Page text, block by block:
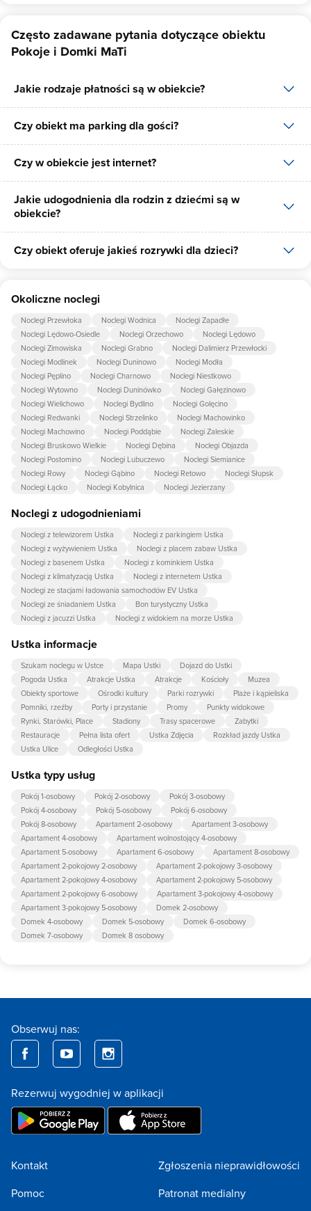
Często zadawane pytania dotyczące obiektu
Pokoje i Domki MaTi
Jakie rodzaje płatności są w obiekcie?
W obiekcie dostępne są następujące formy płatności: gotówka.
Czy obiekt ma parking dla gości?
Tak, Pokoje i Domki MaTi posiada bezpłatny parking dla gości na
10 miejsc.
Czy w obiekcie jest internet?
Tak, Pokoje i Domki MaTi udostępnia dla swoich gości internet.
Jakie udogodnienia dla rodzin z dziećmi są w
obiekcie?
Udogodnienia dla rodzin z dziećmi jakie oferuje Pokoje i Domki
pościel dla dzieci.
Czy obiekt oferuje jakieś rozrywki dla dzieci?
dzieci, plac zabaw dla dzieci, kącik zabaw dla dzieci, piaskownica,
trampolina, huśtawka, Basenik.
Okoliczne noclegi
Noclegi Przewłoka Noclegi Wodnica
Noclegi Zapadłe
Noclegi Lędowo-Osiedle
Noclegi Orzechowo
Noclegi Lędowo
Noclegi Zimowiska
Noclegi Grabno
Noclegi Dalimierz Przewłocki
Noclegi Modlinek
Noclegi Duninowo
Noclegi Modła
Noclegi Pęplino
Noclegi Charnowo
Noclegi Niestkowo
Noclegi Wytowno
Noclegi Duninówko
Noclegi Gałęzinowo
Noclegi Wielichowo
Noclegi Bydlino
Noclegi Golęcino
Noclegi Redwanki
Noclegi Strzelinko
Noclegi Machowinko
Noclegi Machowino
Noclegi Poddąbie
Noclegi Zaleskie
Noclegi Bruskowo Wielkie
Noclegi Dębina
Noclegi Objazda
Noclegi Postomino
Noclegi Lubuczewo
Noclegi Siemianice
Noclegi Rowy
Noclegi Gąbino Noclegi Retowo
Noclegi Słupsk
Noclegi Łącko
Noclegi Kobylnica Noclegi Jezierzany
Noclegi z udogodnieniami
Noclegi z telewizorem Ustka
Noclegi z parkingiem Ustka
Noclegi z wyżywieniem Ustka
Noclegi z placem zabaw Ustka
Noclegi z basenem Ustka
Noclegi z kominkiem Ustka
Noclegi z klimatyzacją Ustka
Noclegi z internetem Ustka
Noclegi ze stacjami ładowania samochodów EV Ustka
Noclegi ze śniadaniem Ustka
Bon turystyczny Ustka
Noclegi z jacuzzi Ustka
Noclegi z widokiem na morze Ustka
Ustka informacje
Szukam noclegu w Ustce Mapa Ustki
Dojazd do Ustki
Pogoda Ustka
Atrakcje Ustka Atrakcje Kościoły
Muzea
Obiekty sportowe
Ośrodki kultury Parki rozrywki
Plaże i kąpieliska
Pomniki, rzeźby
Porty i przystanie Promy
Punkty widokowe
Rynki, Starówki, Place
Stadiony Trasy spacerowe
Zabytki
Restauracje
Pełna lista ofert Ustka Zdjęcia
Rozkład jazdy Ustka
Ustka Ulice
Odległości Ustka
Ustka typy usług
Pokój 1-osobowy Pokój 2-osobowy
Pokój 3-osobowy
Pokój 4-osobowy
Pokój 5-osobowy
Pokój 6-osobowy
Pokój 8-osobowy
Apartament 2-osobowy
Apartament 3-osobowy
Apartament 4-osobowy
Apartament wolnostojący 4-osobowy
Apartament 5-osobowy
Apartament 6-osobowy
Apartament 8-osobowy
Apartament 2-pokojowy 2-osobowy
Apartament 2-pokojowy 3-osobowy
Apartament 2-pokojowy 4-osobowy
Apartament 2-pokojowy 5-osobowy
Apartament 2-pokojowy 6-osobowy
Apartament 3-pokojowy 4-osobowy
Apartament 3-pokojowy 5-osobowy
Domek 2-osobowy
Domek 4-osobowy
Domek 5-osobowy
Domek 6-osobowy
Domek 7-osobowy
Domek 8 osobowy
Obserwuj nas:
Rezerwuj wygodniej w aplikacji
Kontakt
Pomoc
Zgłoszenia nieprawidłowości
Patronat medialny